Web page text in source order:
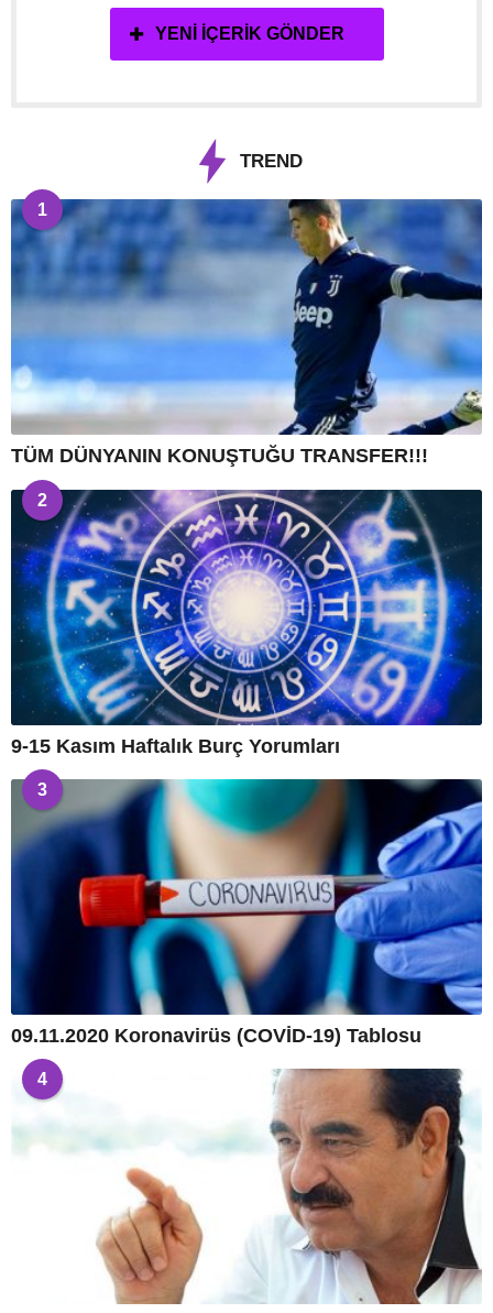
YENI İÇERIK GÖNDER
TREND
1
TÜM DÜNYANIN KONUŞTUĞU TRANSFER!!!
2
9-15 Kasım Haftalık Burç Yorumları
3
09.11.2020 Koronavirüs (COVİD-19) Tablosu
4